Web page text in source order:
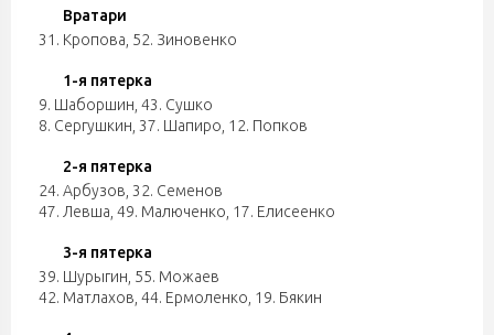
Вратари
31. Кропова 52. Зиновенко
1-я пятерка
9. Шаборшин 43. Сушко
8. Сергушкин 37. Шапиро 12. Попков
2-я пятерка
24. Арбузов 32. Семенов
47. Левша 49. Малюченко 17. Елисеенко
3-я пятерка
39. Шурыгин 55. Можаев
42. Матлахов 44. Ермоленко 19. Бякин